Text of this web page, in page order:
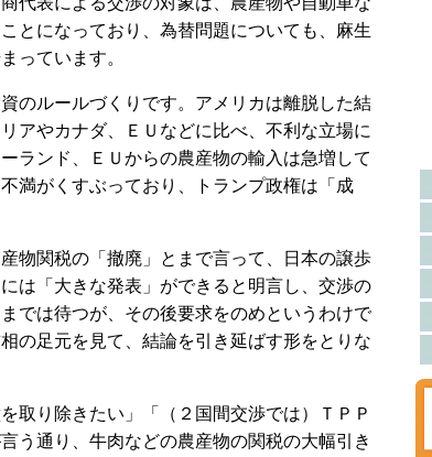
とになっており、為替問題についても、麻生
っています。
のルールづくりです。アメリカは離脱した結
アやカナダ、ＥＵなどに比べ、不利な立場に
ランド、ＥＵからの農産物の輸入は急増して
満がくすぶっており、トランプ政権は「成
物関税の「撤廃」とまで言って、日本の譲歩
は「大きな発表」ができると明言し、交渉の
では待つが、その後要求をのめというわけで
の足元を見て、結論を引き延ばす形をとりな
取り除きたい」「（２国間交渉では）ＴＰＰ
う通り、牛肉などの農産物の関税の大幅引き